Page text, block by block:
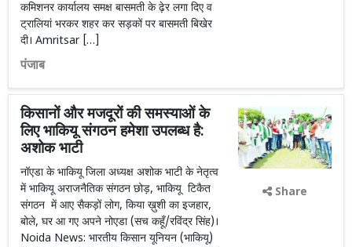
कमिशनर कार्यालय समक्ष बासमती के ढ़ेर लगा दिए व
ट्रालियां भरकर शहर कर सड़कों पर बासमती बिखेर
दी। Amritsar […]
पंजाब
किसानों और मजदूरों की समस्याओं के
लिए भाकियू संगठन हमेशा उपलब्ध है:
अशोक भाटी
नॉएडा के भाकियू जिला अध्यक्ष अशोक भाटी के नेतृत्व
में भाकियू अराजनैतिक संगठन छोड़, भाकियू टिकैत
संगठन में आए सैकड़ों लोग, किया ख़ुशी का इजहार,
बोले, घर आ गए अपने नोएडा (सच कहूँ/रविंद्र सिंह)।
Noida News: भारतीय किसान यूनियन (भाकियू)
Share